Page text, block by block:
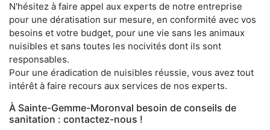
N'hésitez à faire appel aux experts de notre entreprise
pour une dératisation sur mesure, en conformité avec vos
besoins et votre budget, pour une vie sans les animaux
nuisibles et sans toutes les nocivités dont ils sont
responsables.
Pour une éradication de nuisibles réussie, vous avez tout
intérêt à faire recours aux services de nos experts.
À Sainte-Gemme-Moronval besoin de conseils de
sanitation : contactez-nous !